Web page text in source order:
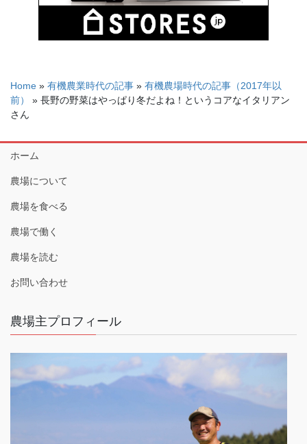
Home » 有機農業時代の記事 » 有機農場時代の記事（2017年以
前）
» 長野の野菜はやっぱり冬だよね！というコアなイタリアン
さん
ホーム
農場について
農場を食べる
農場で働く
農場を読む
お問い合わせ
農場主プロフィール